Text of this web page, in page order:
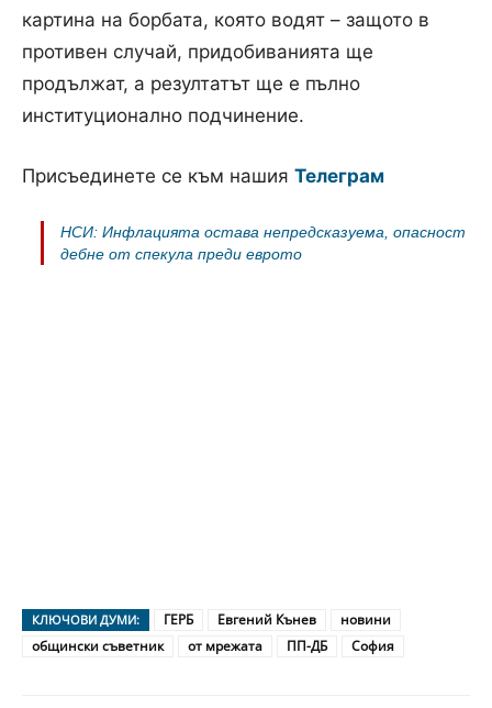
картина на борбата, която водят – защото в
противен случай, придобиванията ще
продължат, а резултатът ще е пълно
институционално подчинение.
Присъединете се към нашия Телеграм
НСИ: Инфлацията остава непредсказуема, опасност
дебне от спекула преди еврото
КЛЮЧОВИ ДУМИ: ГЕРБ Евгений Кънев
новини
общински съветник
от мрежата ПП-ДБ София